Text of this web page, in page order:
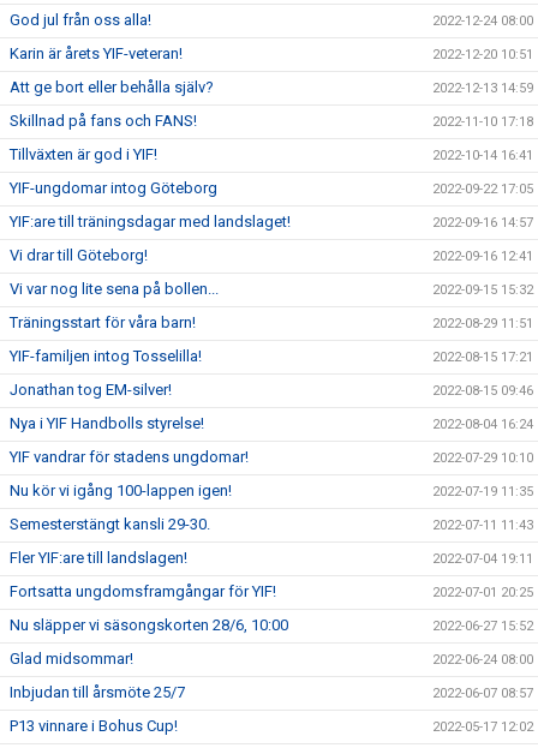
God jul från oss alla! 2022-12-24 08:00
Karin är årets YIF-veteran! 2022-12-20 10:51
Att ge bort eller behålla själv? 2022-12-13 14:59
Skillnad på fans och FANS! 2022-11-10 17:18
Tillväxten är god i YIF! 2022-10-14 16:41
YIF-ungdomar intog Göteborg 2022-09-22 17:05
YIF:are till träningsdagar med landslaget! 2022-09-16 14:57
Vi drar till Göteborg! 2022-09-16 12:41
Vi var nog lite sena på bollen... 2022-09-15 15:32
Träningsstart för våra barn! 2022-08-29 11:51
YIF-familjen intog Tosselilla! 2022-08-15 17:21
Jonathan tog EM-silver! 2022-08-15 09:46
Nya i YIF Handbolls styrelse! 2022-08-04 16:24
YIF vandrar för stadens ungdomar! 2022-07-29 10:10
Nu kör vi igång 100-lappen igen! 2022-07-19 11:35
Semesterstängt kansli 29-30. 2022-07-11 11:43
Fler YIF:are till landslagen! 2022-07-04 19:11
Fortsatta ungdomsframgångar för YIF! 2022-07-01 20:25
Nu släpper vi säsongskorten 28/6, 10:00 2022-06-27 15:52
Glad midsommar! 2022-06-24 08:00
Inbjudan till årsmöte 25/7 2022-06-07 08:57
P13 vinnare i Bohus Cup! 2022-05-17 12:02